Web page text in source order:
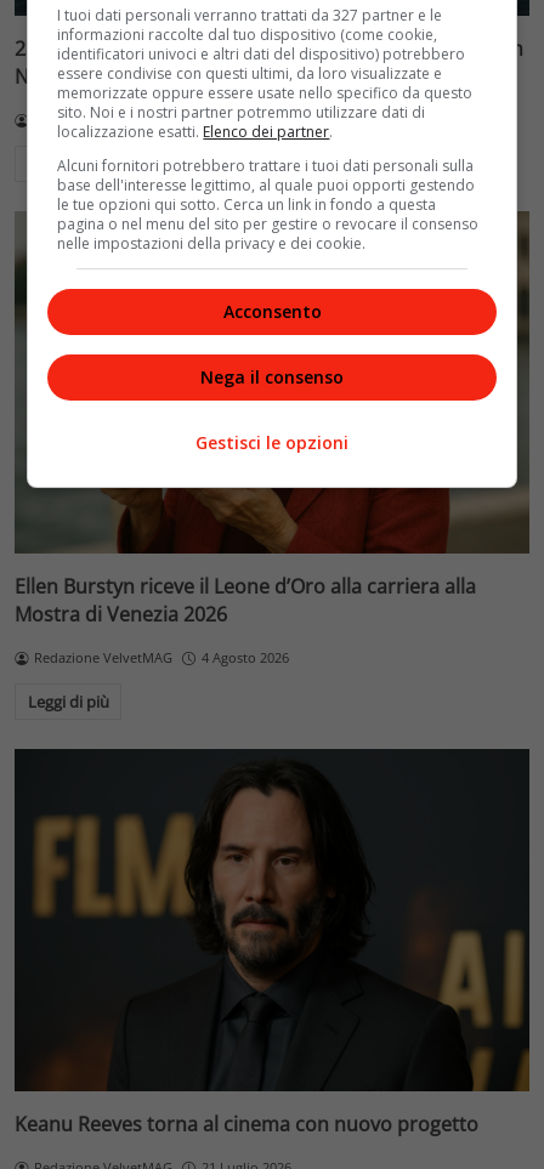
23mila vite: la storia vera della nave Iuventa diventa film
Netflix
Redazione VelvetMAG 10 Agosto 2026
Leggi di più
Ellen Burstyn riceve il Leone d’Oro alla carriera alla
Mostra di Venezia 2026
Redazione VelvetMAG 4 Agosto 2026
Leggi di più
Keanu Reeves torna al cinema con nuovo progetto
I tuoi dati personali verranno trattati da 327 partner e le
informazioni raccolte dal tuo dispositivo (come cookie,
identificatori univoci e altri dati del dispositivo) potrebbero
essere condivise con questi ultimi, da loro visualizzate e
memorizzate oppure essere usate nello specifico da questo
sito. Noi e i nostri partner potremmo utilizzare dati di
localizzazione esatti. Elenco dei partner.
Alcuni fornitori potrebbero trattare i tuoi dati personali sulla
base dell'interesse legittimo, al quale puoi opporti gestendo
le tue opzioni qui sotto. Cerca un link in fondo a questa
pagina o nel menu del sito per gestire o revocare il consenso
nelle impostazioni della privacy e dei cookie.
Acconsento
Nega il consenso
Gestisci le opzioni